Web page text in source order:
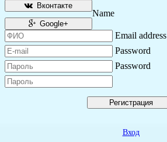
Вконтакте
Google+
Name
Email address
Password
Password
Регистрация
Вход